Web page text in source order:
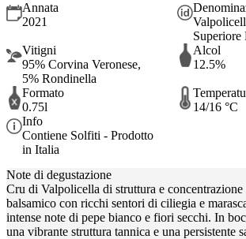
Annata
2021
Superiore
Vitigni
95% Corvina Veronese,
5% Rondinella
Alcol
12.5%
Formato
0.75l
14/16 °C
Info
Contiene Solfiti - Prodotto
in Italia
Note di degustazione
Cru di Valpolicella di struttura e concentrazione
balsamico con ricchi sentori di ciliegia e
intense note di pepe bianco e fiori secchi. In
una vibrante struttura tannica e una persistente